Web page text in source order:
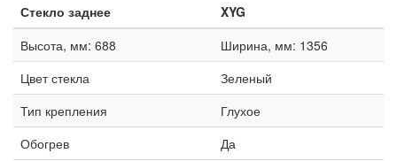
Стекло заднее
XYG
Высота, мм: 688
Ширина, мм: 1356
Цвет стекла
Зеленый
Тип крепления
Глухое
Обогрев
Да